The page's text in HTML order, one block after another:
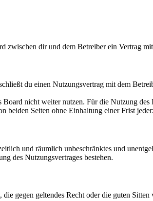
dir und dem Betreiber ein Vertrag
du einen Nutzungsvertrag mit dem
nicht weiter nutzen. Für die Nutzung
beiden Seiten ohne Einhaltung einer Frist
und räumlich unbeschränktes und
des Nutzungsvertrages bestehen.
gegen geltendes Recht oder die guten